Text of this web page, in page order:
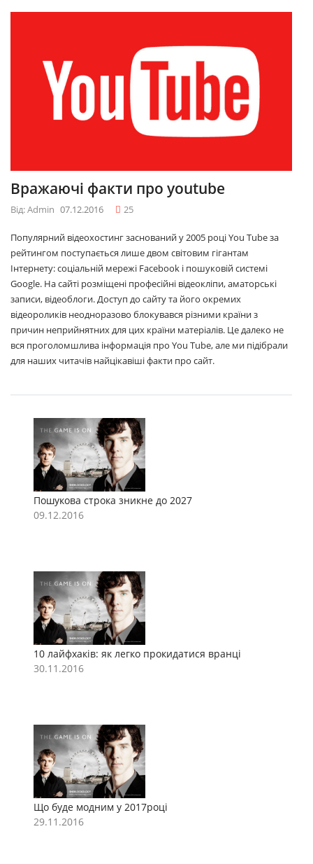
Вражаючі факти про youtube
Від: Admin 07.12.2016 25
Популярний відеохостинг заснований у 2005 році You Tube за
рейтингом поступається лише двом світовим гігантам
Інтернету: соціальній мережі Facebook і пошуковій системі
Google. На сайті розміщені професійні відеокліпи, аматорські
записи, відеоблоги. Доступ до сайту та його окремих
відеороликів неодноразово блокувався різними країни з
причин неприйнятних для цих країни матеріалів. Це далеко не
вся проголомшлива інформація про You Tube, але ми підібрали
для наших читачів найцікавіші факти про сайт.
Пошукова строка зникне до 2027
09.12.2016
10 лайфхаків: як легко прокидатися вранці
30.11.2016
Що буде модним у 2017році
29.11.2016